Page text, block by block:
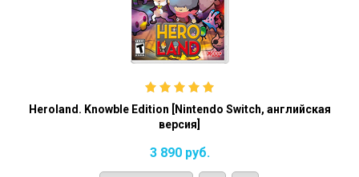
Heroland. Knowble Edition [Nintendo Switch, английская
версия]
3 890 руб.